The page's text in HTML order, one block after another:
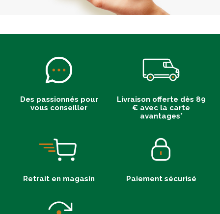
Des passionnés pour
vous conseiller
Livraison offerte dès 89
€ avec la carte
avantages*
Retrait en magasin Paiement sécurisé